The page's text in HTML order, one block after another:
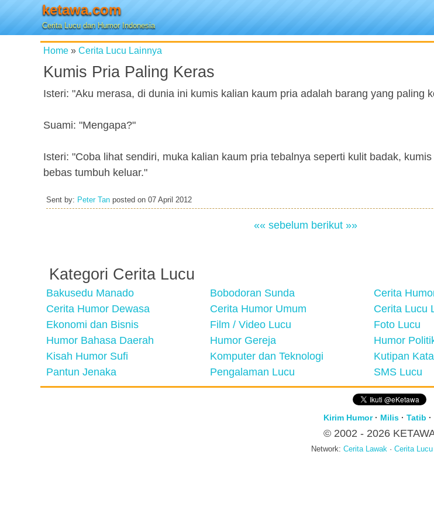
ketawa.com
Cerita Lucu dan Humor Indonesia
Home » Cerita Lucu Lainnya
Kumis Pria Paling Keras
Isteri: "Aku merasa, di dunia ini kumis kalian kaum pria adalah barang yang paling
Suami: "Mengapa?"
Isteri: "Coba lihat sendiri, muka kalian kaum pria tebalnya seperti kulit badak,
bebas tumbuh keluar."
Sent by: Peter Tan posted on 07 April 2012
«« sebelum berikut »»
Kategori Cerita Lucu
Bakusedu Manado Bobodoran Sunda Cerita
Cerita Humor Dewasa
Cerita Humor Umum Cerita Lucu
Ekonomi dan Bisnis
Film / Video Lucu Foto Lucu
Humor Bahasa Daerah
Humor Gereja Humor
Kisah Humor Sufi
Komputer dan Teknologi Kutipan
Pantun Jenaka
Pengalaman Lucu SMS Lucu
Kirim Humor· Milis · Tatib ·
© 2002 - 2026
Network: Cerita Lawak · Cerita Lucu